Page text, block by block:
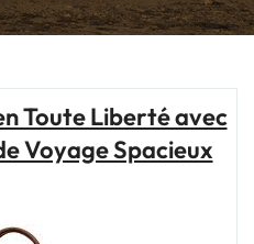
Toute Liberté avec
Voyage Spacieux